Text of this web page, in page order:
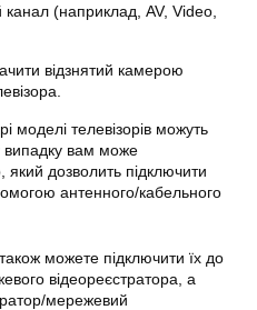
канал (наприклад, AV, Video,
відзнятий камерою
моделі телевізорів можуть
випадку вам може
який дозволить підключити
антенного/кабельного
можете підключити їх до
відеореєстратора, а
мережевий